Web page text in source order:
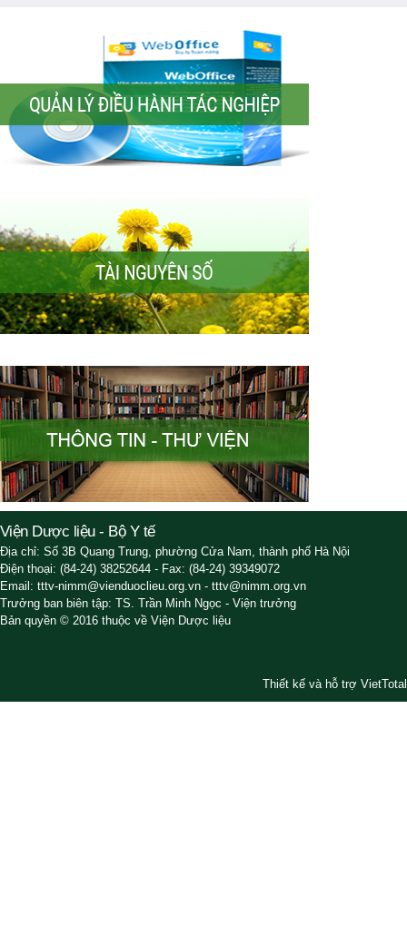
Viện Dược liệu - Bộ Y tế
Địa chỉ: Số 3B Quang Trung, phường Cửa Nam, thành phố Hà Nội
Điện thoại: (84-24) 38252644 - Fax: (84-24) 39349072
Email: tttv-nimm@vienduoclieu.org.vn - tttv@nimm.org.vn
Trưởng ban biên tập: TS. Trần Minh Ngọc - Viện trưởng
Bản quyền © 2016 thuộc về Viện Dược liệu
Thiết kế và hỗ trợ VietTotal